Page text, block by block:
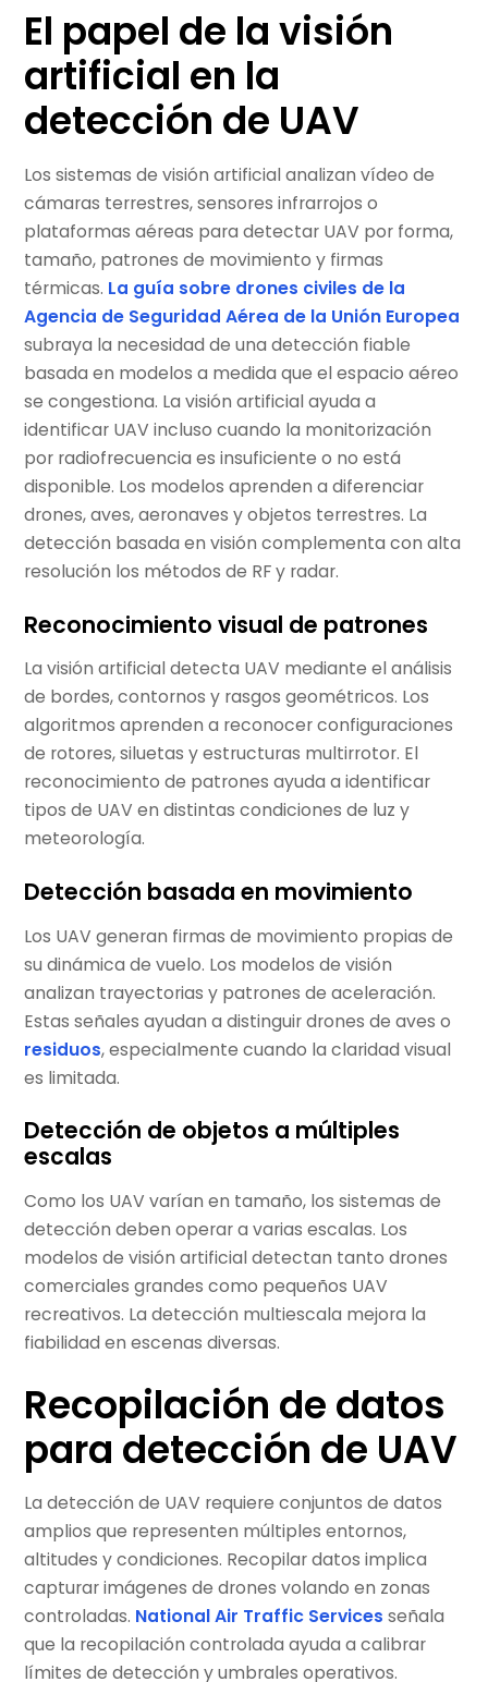
El papel de la visión
artificial en la
detección de UAV
Los sistemas de visión artificial analizan vídeo de
cámaras terrestres, sensores infrarrojos o
plataformas aéreas para detectar UAV por forma,
tamaño, patrones de movimiento y firmas
térmicas. La guía sobre drones civiles de la
Agencia de Seguridad Aérea de la Unión Europea
subraya la necesidad de una detección fiable
basada en modelos a medida que el espacio aéreo
se congestiona. La visión artificial ayuda a
identificar UAV incluso cuando la monitorización
por radiofrecuencia es insuficiente o no está
disponible. Los modelos aprenden a diferenciar
drones, aves, aeronaves y objetos terrestres. La
detección basada en visión complementa con alta
resolución los métodos de RF y radar.
Reconocimiento visual de patrones
La visión artificial detecta UAV mediante el análisis
de bordes, contornos y rasgos geométricos. Los
algoritmos aprenden a reconocer configuraciones
de rotores, siluetas y estructuras multirrotor. El
reconocimiento de patrones ayuda a identificar
tipos de UAV en distintas condiciones de luz y
meteorología.
Detección basada en movimiento
Los UAV generan firmas de movimiento propias de
su dinámica de vuelo. Los modelos de visión
analizan trayectorias y patrones de aceleración.
Estas señales ayudan a distinguir drones de aves o
residuos, especialmente cuando la claridad visual
es limitada.
Detección de objetos a múltiples
escalas
Como los UAV varían en tamaño, los sistemas de
detección deben operar a varias escalas. Los
modelos de visión artificial detectan tanto drones
comerciales grandes como pequeños UAV
recreativos. La detección multiescala mejora la
fiabilidad en escenas diversas.
Recopilación de datos
para detección de UAV
La detección de UAV requiere conjuntos de datos
amplios que representen múltiples entornos,
altitudes y condiciones. Recopilar datos implica
capturar imágenes de drones volando en zonas
controladas. National Air Traffic Services señala
que la recopilación controlada ayuda a calibrar
límites de detección y umbrales operativos.